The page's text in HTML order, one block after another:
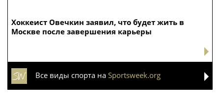
Хоккеист Овечкин заявил, что будет жить в
Москве после завершения карьеры
Все виды спорта на Sportsweek.org